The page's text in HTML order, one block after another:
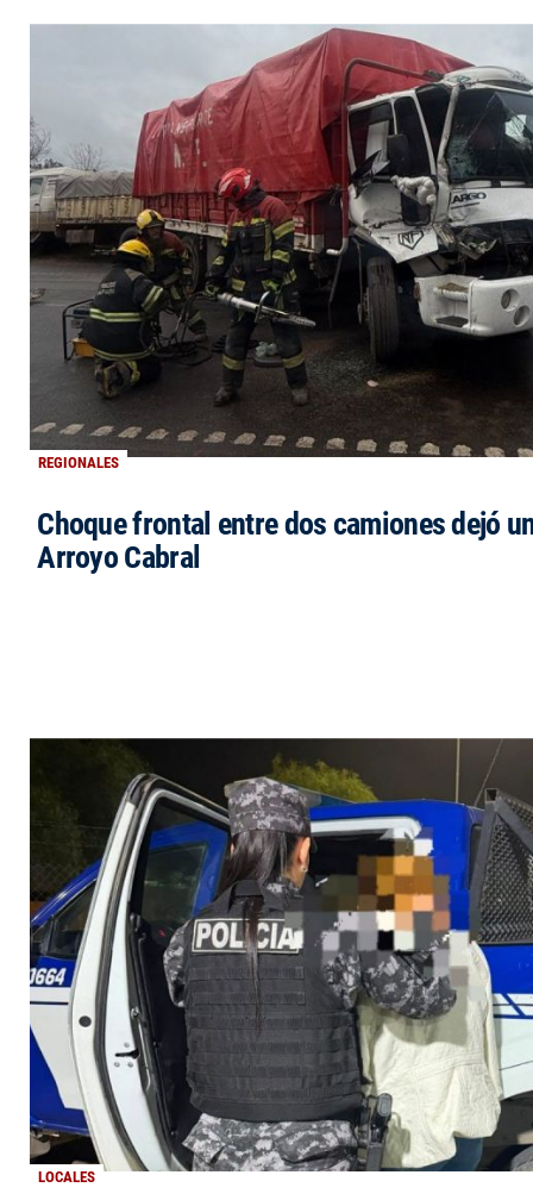
REGIONALES
Choque frontal entre dos camiones dejó
Arroyo Cabral
LOCALES